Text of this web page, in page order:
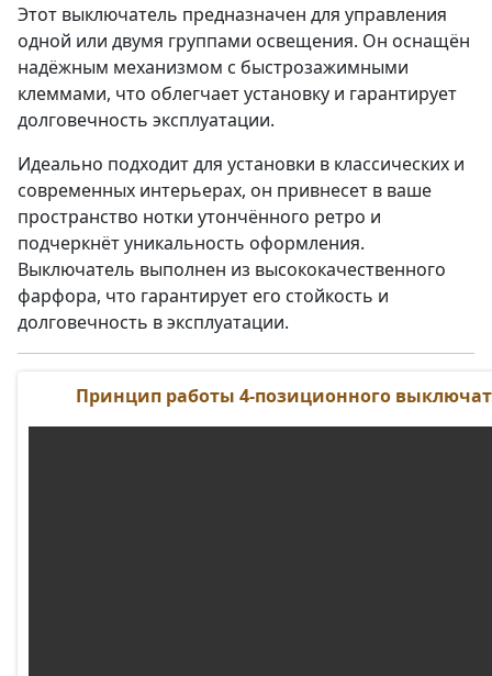
Этот выключатель предназначен для управления
одной или двумя группами освещения. Он оснащён
надёжным механизмом с быстрозажимными
клеммами, что облегчает установку и гарантирует
долговечность эксплуатации.
Идеально подходит для установки в классических и
современных интерьерах, он привнесет в ваше
пространство нотки утончённого ретро и
подчеркнёт уникальность оформления.
Выключатель выполнен из высококачественного
фарфора, что гарантирует его стойкость и
долговечность в эксплуатации.
Принцип работы 4-позиционного